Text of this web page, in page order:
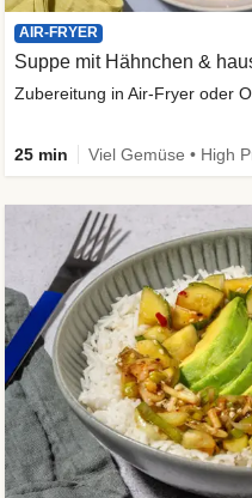
AIR-FRYER
Suppe mit Hähnchen &
Zubereitung in Air-Fryer oder
25 min